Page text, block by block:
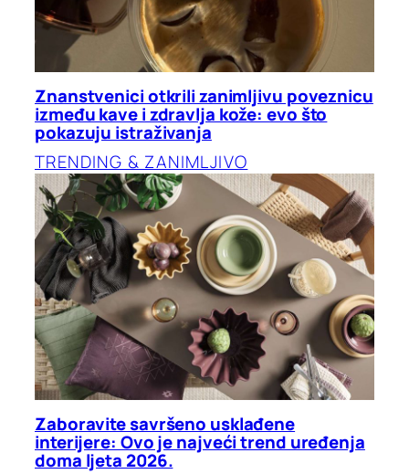
Znanstvenici otkrili zanimljivu poveznicu
između kave i zdravlja kože: evo što
pokazuju istraživanja
TRENDING & ZANIMLJIVO
Zaboravite savršeno usklađene
interijere: Ovo je najveći trend uređenja
doma ljeta 2026.